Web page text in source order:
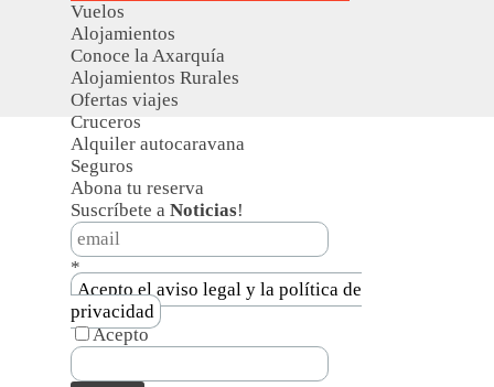
Vuelos
Alojamientos
Conoce la Axarquía
Alojamientos Rurales
Ofertas viajes
Cruceros
Alquiler autocaravana
Seguros
Abona tu reserva
Suscríbete a Noticias!
*
Acepto el aviso legal y la política de
privacidad
Acepto